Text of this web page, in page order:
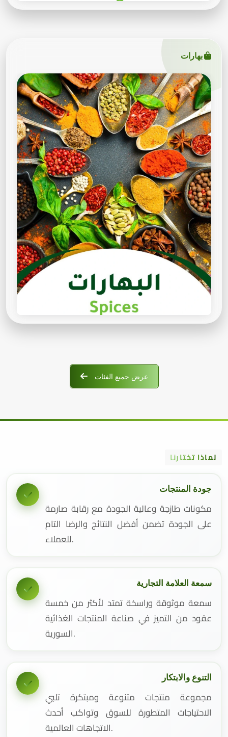
بهارات
عرض جميع الفئات
لماذا تختارنا
جودة المنتجات
مكونات طازجة وعالية الجودة مع رقابة صارمة
على الجودة تضمن أفضل النتائج والرضا التام
للعملاء.
سمعة العلامة التجارية
سمعة موثوقة وراسخة تمتد لأكثر من خمسة
عقود من التميز في صناعة المنتجات الغذائية
السورية.
التنوع والابتكار
مجموعة منتجات متنوعة ومبتكرة تلبي
الاحتياجات المتطورة للسوق وتواكب أحدث
الاتجاهات العالمية.